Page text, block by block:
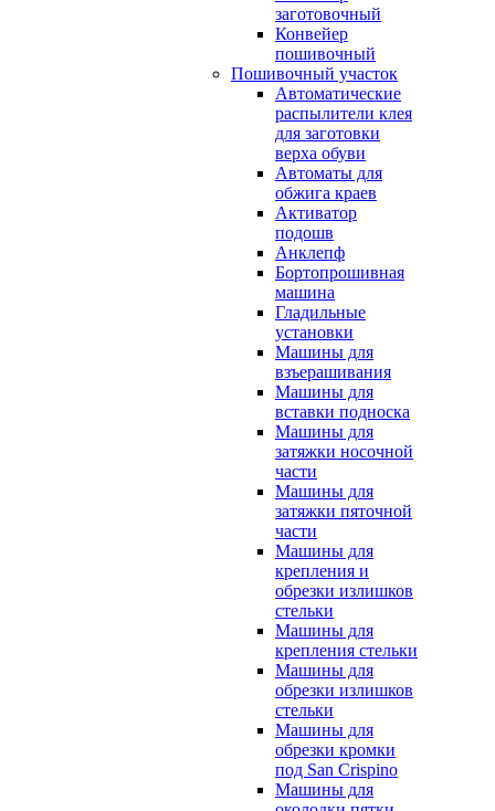
заготовочный
Конвейер
пошивочный
Пошивочный участок
Автоматические
распылители клея
для заготовки
верха обуви
Автоматы для
обжига краев
Активатор
подошв
Анклепф
Бортопрошивная
машина
Гладильные
установки
Машины для
взъерашивания
Машины для
вставки подноска
Машины для
затяжки носочной
части
Машины для
затяжки пяточной
части
Машины для
крепления и
обрезки излишков
стельки
Машины для
крепления стельки
Машины для
обрезки излишков
стельки
Машины для
обрезки кромки
под San Crispino
Машины для